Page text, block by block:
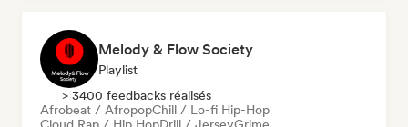
Melody & Flow Society
Playlist
> 3400 feedbacks réalisés
Afrobeat / AfropopChill / Lo-fi Hip-Hop